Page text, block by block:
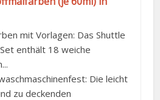
mit Vorlagen: Das Shuttle
enthält 18 weiche
Die leicht
zu deckenden